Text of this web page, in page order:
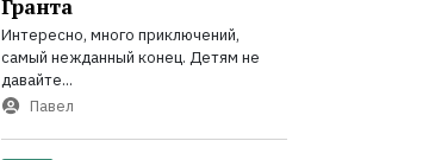
Гранта
Интересно, много приключений,
самый нежданный конец. Детям не
давайте...
Павел